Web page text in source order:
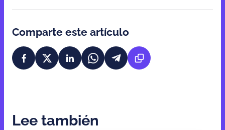
Comparte este artículo
Lee también